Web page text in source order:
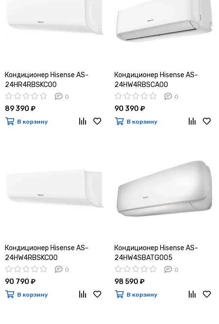
Кондиционер Hisense AS-
24HR4RBSKC00
0
89 390 ₽
В корзину
Кондиционер Hisense AS-
24HW4RBSCA00
0
90 390 ₽
В корзину
Кондиционер Hisense AS-
24HW4RBSKC00
0
90 790 ₽
В корзину
Кондиционер Hisense AS-
24HW4SBATG005
0
98 590 ₽
В корзину